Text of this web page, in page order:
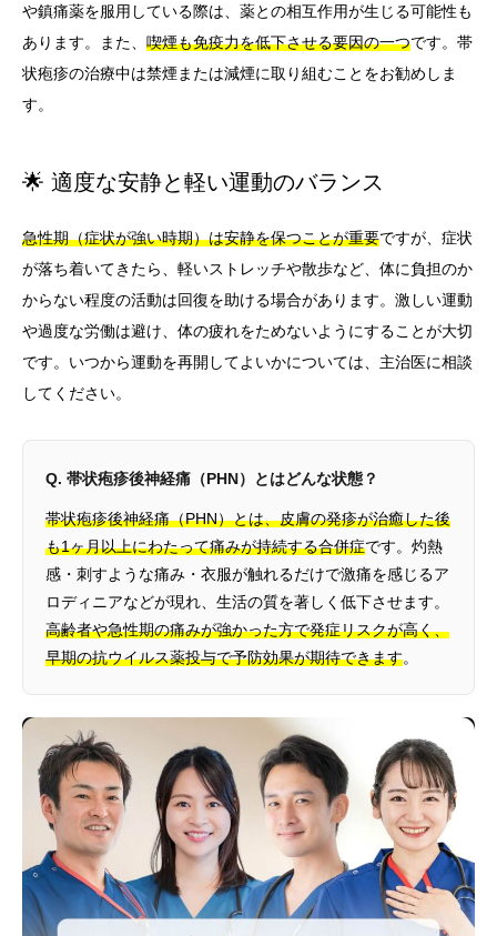
や鎮痛薬を服用している際は、薬との相互作用が生じる可能性も
あります。また、 喫煙も免疫力を低下させる要因の一つです。帯
状疱疹の治療中は禁煙または減煙に取り組むことをお勧めしま
す。
🌟 適度な安静と軽い運動のバランス
急性期（症状が強い時期）は安静を保つことが重要ですが、症状
が落ち着いてきたら、軽いストレッチや散歩など、体に負担のか
からない程度の活動は回復を助ける場合があります。激しい運動
や過度な労働は避け、体の疲れをためないようにすることが大切
です。いつから運動を再開してよいかについては、主治医に相談
してください。
Q. 帯状疱疹後神経痛（PHN）とはどんな状態？
帯状疱疹後神経痛（PHN）とは、皮膚の発疹が治癒した後
も1ヶ月以上にわたって痛みが持続する合併症です。灼熱
感・刺すような痛み・衣服が触れるだけで激痛を感じるア
ロディニアなどが現れ、生活の質を著しく低下させます。
高齢者や急性期の痛みが強かった方で発症リスクが高く、
早期の抗ウイルス薬投与で予防効果が期待できます。